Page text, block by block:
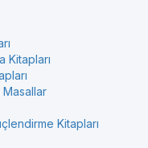
Kitapları
Masallar
Kitapları